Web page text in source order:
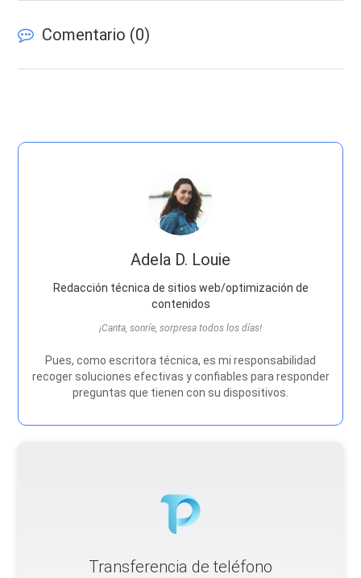
Comentario (0)
Adela D. Louie
Redacción técnica de sitios web/optimización de
contenidos
¡Canta, sonríe, sorpresa todos los días!
Pues, como escritora técnica, es mi responsabilidad
recoger soluciones efectivas y confiables para responder
preguntas que tienen con su dispositivos.
Transferencia de teléfono